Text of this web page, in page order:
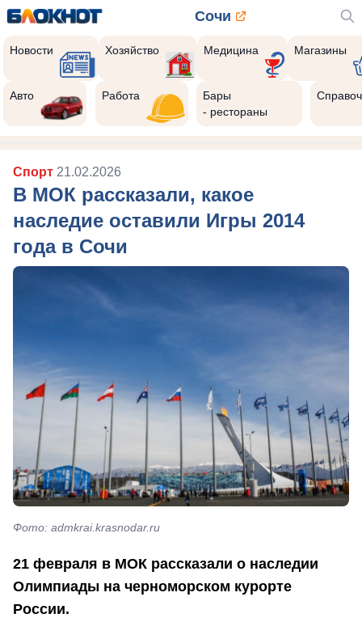
Сочи
Новости Хозяйство Медицина Магазины
Авто Работа
Бары
- рестораны
Спорт 21.02.2026
В МОК рассказали, какое
наследие оставили Игры 2014
года в Сочи
Фото: admkrai.krasnodar.ru
21 февраля в МОК рассказали о наследии
Олимпиады на черноморском курорте
России.